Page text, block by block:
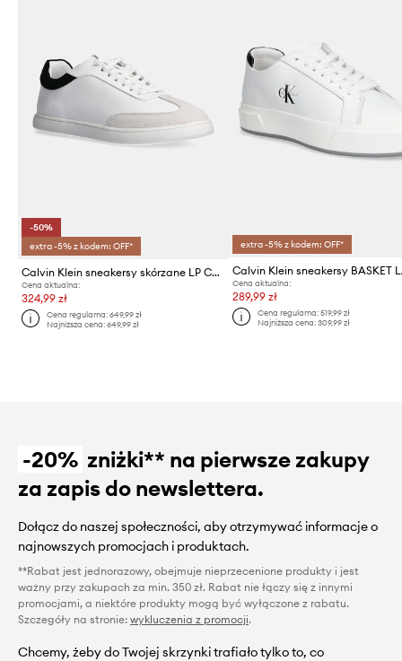
-50%
extra -5% z kodem: OFF*
Calvin Klein sneakersy skórzane LP CUPSOLE LACE UP LTH MIX
Cena aktualna:
324,99 zł
Cena regularna:649,99 zł
Najniższa cena:649,99 zł
extra -5% z kodem: OFF*
Cena aktualna:
289,99 zł
Cena regularna: 519,99 zł
Najniższa cena: 309,99 zł
-20% zniżki** na pierwsze zakupy
za zapis do newslettera.
Dołącz do naszej społeczności, aby otrzymywać informacje o
najnowszych promocjach i produktach.
**Rabat jest jednorazowy, obejmuje nieprzecenione produkty i jest
ważny przy zakupach za min. 350 zł. Rabat nie łączy się z innymi
promocjami, a niektóre produkty mogą być wyłączone z rabatu.
Szczegóły na stronie: wykluczenia z promocji.
Chcemy, żeby do Twojej skrzynki trafiało tylko to, co